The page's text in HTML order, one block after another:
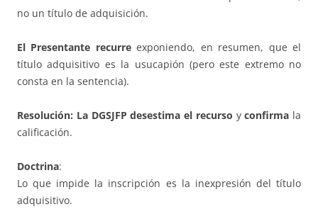
no un título de adquisición.
El Presentante recurreexponiendo, en resumen, que el
título adquisitivo es la usucapión (pero este extremo no
consta en la sentencia).
Resolución: La DGSJFP desestima el recurso yconfirma la
calificación.
Doctrina:
Lo que impide la inscripción es la inexpresión del título
adquisitivo.